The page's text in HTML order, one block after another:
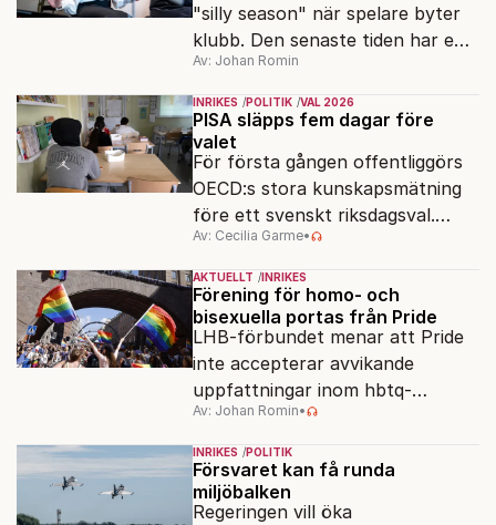
"silly season" när spelare byter
klubb. Den senaste tiden har en
rad svenska politiker bytt parti –
men varför, och vad skiljer
partiernas interna kulturer åt?
Av: Johan Romin
INRIKES POLITIK VAL 2026
PISA släpps fem dagar före
valet
För första gången offentliggörs
OECD:s stora kunskapsmätning
före ett svenskt riksdagsval.
Resultatet kan ge skolfrågan ny
kraft under valrörelsens sista
dagar.
Av: Cecilia Garme•
AKTUELLT INRIKES
Förening för homo- och
bisexuella portas från Pride
LHB-förbundet menar att Pride
inte accepterar avvikande
uppfattningar inom hbtq-
rörelsen. "Vi har inga problem
med transpersoner", säger
ordföranden Linn Saarinen.
Av: Johan Romin•
INRIKES POLITIK
Försvaret kan få runda
miljöbalken
Regeringen vill öka